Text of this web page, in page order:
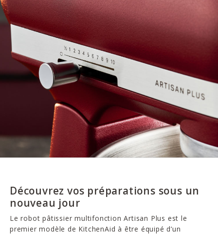
Découvrez vos préparations sous un
nouveau jour
Le robot pâtissier multifonction Artisan Plus est le
premier modèle de KitchenAid à être équipé d’un